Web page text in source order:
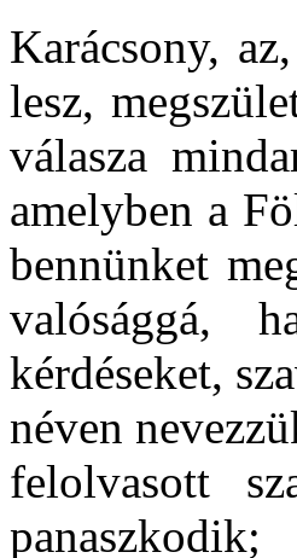
Karácsony,
lesz,
válasza
amelyben a
bennünket
valósággá,
kérdéseket,
néven
felolvasott